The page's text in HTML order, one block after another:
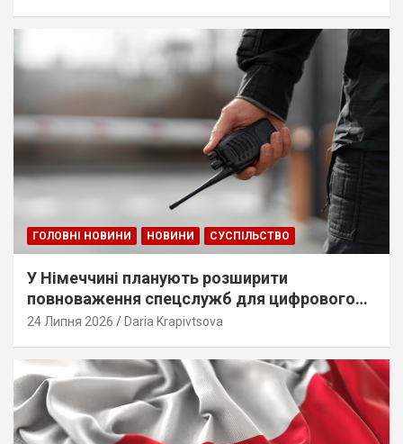
ГОЛОВНІ НОВИНИ НОВИНИ СУСПІЛЬСТВО
У Німеччині планують розширити
повноваження спецслужб для цифрового
стеження
24 Липня 2026 Daria Krapivtsova